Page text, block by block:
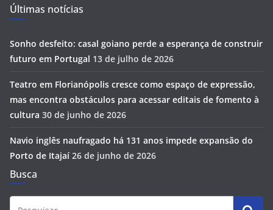
Últimas notícias
Sonho desfeito: casal goiano perde a esperança de construir
futuro em Portugal 13 de julho de 2026
Teatro em Florianópolis cresce como espaço de expressão,
mas encontra obstáculos para acessar editais de fomento à
cultura 30 de junho de 2026
Navio inglês naufragado há 131 anos impede expansão do
Porto de Itajaí 26 de junho de 2026
Busca